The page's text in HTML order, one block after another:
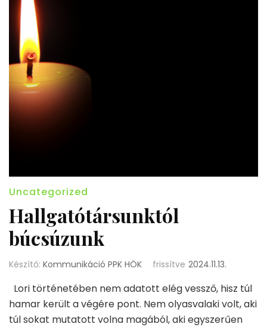
Uncategorized
Hallgatótársunktól
búcsúzunk
Készítő: Kommunikáció PPK HÖK frissítve 2024.11.13.
Lori történetében nem adatott elég vessző, hisz túl
hamar került a végére pont. Nem olyasvalaki volt, aki
túl sokat mutatott volna magából, aki egyszerűen